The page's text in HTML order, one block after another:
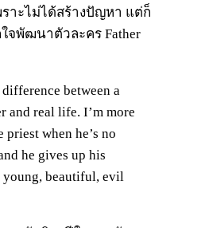
ราะไม่ได้สร้างปัญหา แต่ก็
จพัฒนาตัวละคร Father
between a
and real life. I’m more
priest when he’s no
he gives up his
young, beautiful, evil